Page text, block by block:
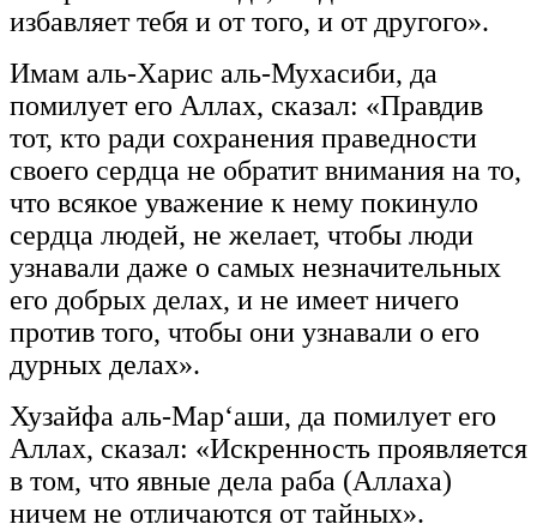
избавляет тебя и от того, и от другого».
Имам аль-Харис аль-Мухасиби, да
помилует его Аллах, сказал: «Правдив
тот, кто ради сохранения праведности
своего сердца не обратит внимания на то,
что всякое уважение к нему покинуло
сердца людей, не желает, чтобы люди
узнавали даже о самых незначительных
его добрых делах, и не имеет ничего
против того, чтобы они узнавали о его
дурных делах».
Хузайфа аль-Мар‘аши, да помилует его
Аллах, сказал: «Искренность проявляется
в том, что явные дела раба (Аллаха)
ничем не отличаются от тайных».